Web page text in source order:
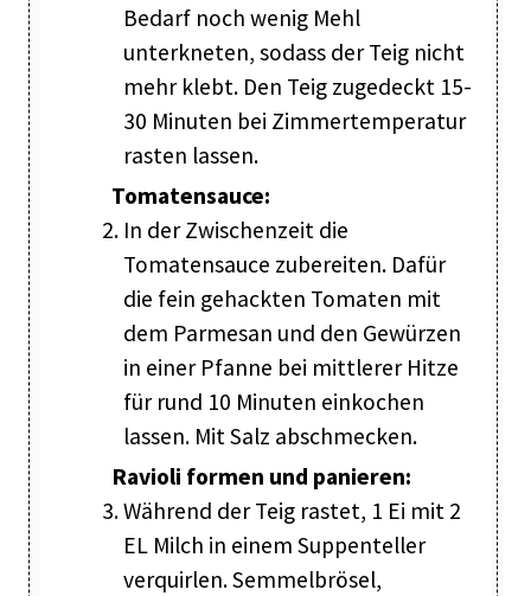
Bedarf noch wenig Mehl
unterkneten, sodass der Teig nicht
mehr klebt. Den Teig zugedeckt 15-
30 Minuten bei Zimmertemperatur
rasten lassen.
Tomatensauce:
In der Zwischenzeit die
Tomatensauce zubereiten. Dafür
die fein gehackten Tomaten mit
dem Parmesan und den Gewürzen
in einer Pfanne bei mittlerer Hitze
für rund 10 Minuten einkochen
lassen. Mit Salz abschmecken.
Ravioli formen und panieren:
Während der Teig rastet, 1 Ei mit 2
EL Milch in einem Suppenteller
verquirlen. Semmelbrösel,